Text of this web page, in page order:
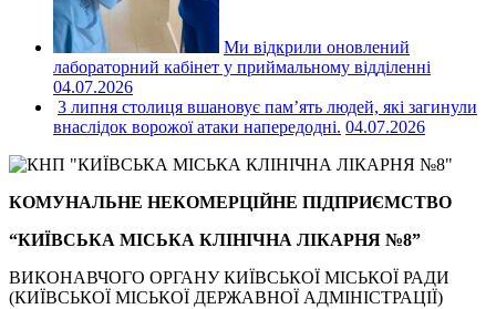
Ми відкрили оновлений
лабораторний кабінет у приймальному відділенні
04.07.2026
3 липня столиця вшановує пам’ять людей, які загинули
внаслідок ворожої атаки напередодні. 04.07.2026
КОМУНАЛЬНЕ НЕКОМЕРЦІЙНЕ ПІДПРИЄМСТВО
“КИЇВСЬКА МІСЬКА КЛІНІЧНА ЛІКАРНЯ №8”
ВИКОНАВЧОГО ОРГАНУ КИЇВСЬКОЇ МІСЬКОЇ РАДИ
(КИЇВСЬКОЇ МІСЬКОЇ ДЕРЖАВНОЇ АДМІНІСТРАЦІЇ)